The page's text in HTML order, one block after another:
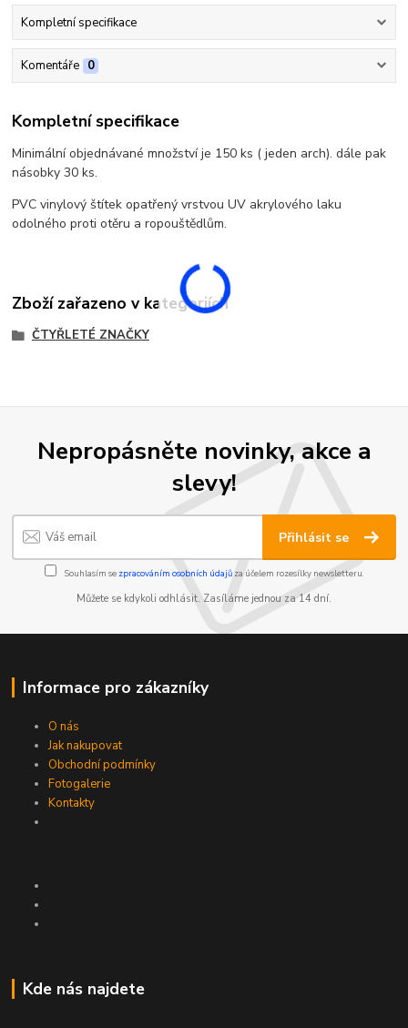
Kompletní specifikace
Komentáře 0
Kompletní specifikace
Minimální objednávané množství je 150 ks ( jeden arch). dále pak
násobky 30 ks.
PVC vinylový štítek opatřený vrstvou UV akrylového laku
odolného proti otěru a ropouštědlům.
Zboží zařazeno v kategoriích
ČTYŘLETÉ ZNAČKY
Nepropásněte novinky, akce a
slevy!
Přihlásit se
Souhlasím se zpracováním osobních údajůza účelem rozesílky newsletteru.
Můžete se kdykoli odhlásit. Zasíláme jednou za 14 dní.
Informace pro zákazníky
O nás
Jak nakupovat
Obchodní podmínky
Fotogalerie
Kontakty
Kde nás najdete